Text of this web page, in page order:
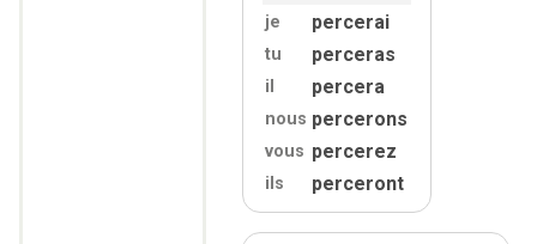
je percerai
tu perceras
il percera
nous percerons
vous percerez
ils perceront